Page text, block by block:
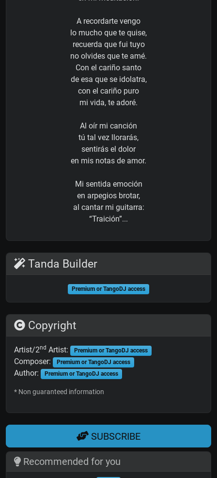
A recordarte vengo
lo mucho que te quise,
recuerda que fui tuyo
no olvides que te amé.
Con el cariño santo
de esa que se idolatra,
con el cariño puro
mi vida, te adoré.
Al oír mi canción
tú tal vez llorarás,
sentirás el dolor
en mis notas de amor.
Mi sentida emoción
en arpegios brotar,
al cantar mi guitarra:
“Traición”...
Tanda Builder
Premium or TangoDJ access
Copyright
Artist/2nd Artist: Premium or TangoDJ access
Composer: Premium or TangoDJ access
Author: Premium or TangoDJ access
* Non guaranteed information
SUBSCRIBE
Recommended for you